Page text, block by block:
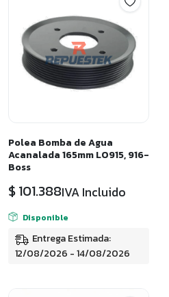
Polea Bomba de Agua
Acanalada 165mm LO915, 916-
Boss
$101.388IVA Incluido
Disponible
Entrega Estimada:
12/08/2026 - 14/08/2026